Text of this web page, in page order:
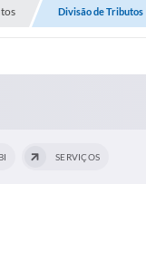
Divisão de Tributos
SERVIÇOS